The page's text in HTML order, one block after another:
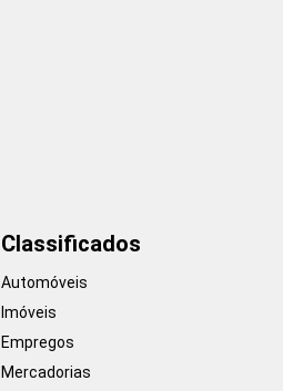
Classificados
Automóveis
Imóveis
Empregos
Mercadorias